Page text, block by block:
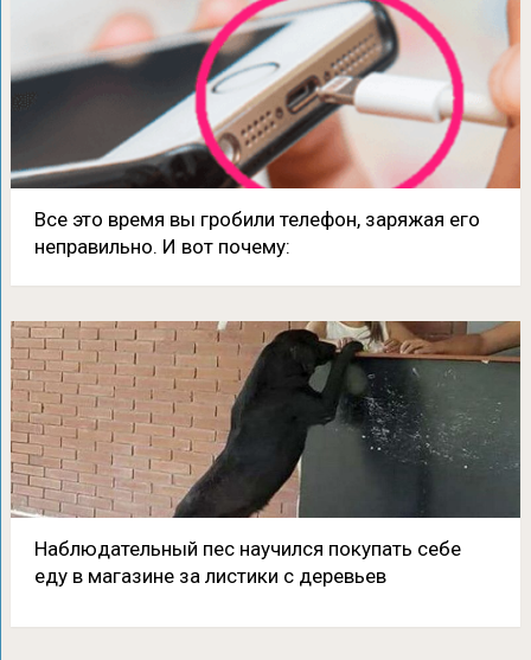
Все это время вы гробили телефон, заряжая его
неправильно. И вот почему:
Наблюдательный пес научился покупать себе
еду в магазине за листики с деревьев